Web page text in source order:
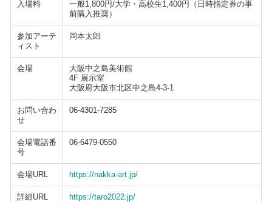
入場料
一般1,800円/大学・高校生1,400円（日時指定券の事
前購入推奨）
参加アーテ
ィスト
岡本太郎
会場
大阪中之島美術館
4F 展示室
大阪府大阪市北区中之島4-3-1
お問い合わ
せ
06-4301-7285
会場電話番
号
06-6479-0550
会場URL https://nakka-art.jp/
詳細URL https://taro2022.jp/